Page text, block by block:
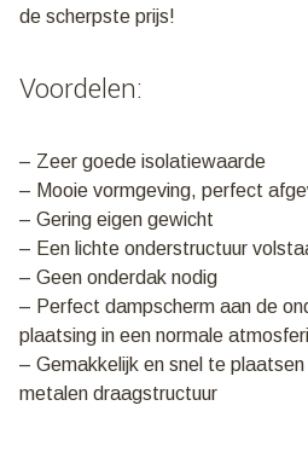
de scherpste prijs!
Voordelen:
– Zeer goede isolatiewaarde
– Mooie vormgeving, perfect
– Gering eigen gewicht
– Een lichte onderstructuur
– Geen onderdak nodig
– Perfect dampscherm aan de
plaatsing in een normale
– Gemakkelijk en snel te
metalen draagstructuur